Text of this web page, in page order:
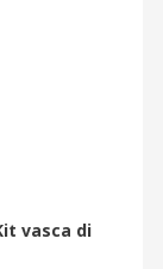
vasca di